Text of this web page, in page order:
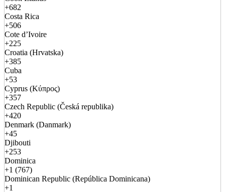
+682
Costa Rica
+506
Cote d’Ivoire
+225
Croatia (Hrvatska)
+385
Cuba
+53
Cyprus (Κύπρος)
+357
Czech Republic (Česká republika)
+420
Denmark (Danmark)
+45
Djibouti
+253
Dominica
+1 (767)
Dominican Republic (República Dominicana)
+1